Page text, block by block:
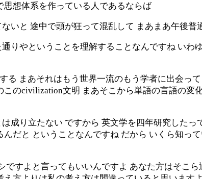
想体系を作っている人であるならば
いと 途中で頭が狂って混乱して まあまあ午後
りやということを理解することなんですね いわ
まあそれはもう世界一流のもう学者に出会っ
のcivilization文明 まあそこから単語の言語の変
成り立たない ですから 英文学を四年研究した
だと ということなんですね だから いくら知っ
すよと言ってもいいんですよ あなた方はそこ